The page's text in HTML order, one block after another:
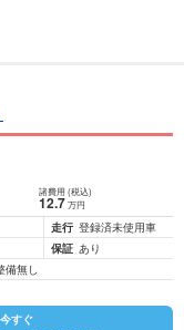
諸費用 (税込)
12.7 万円
走行 登録済未使用車
保証 あり
備無し
今すぐ